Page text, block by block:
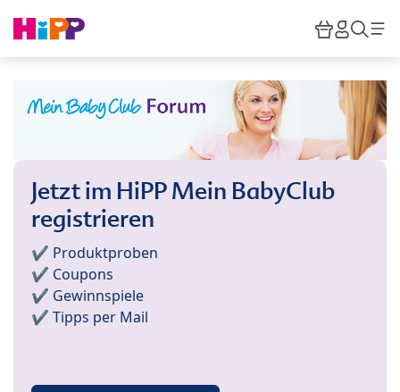
HiPP
Jetzt im HiPP Mein BabyClub
registrieren
✔️ Produktproben
✔️ Coupons
✔️ Gewinnspiele
✔️ Tipps per Mail